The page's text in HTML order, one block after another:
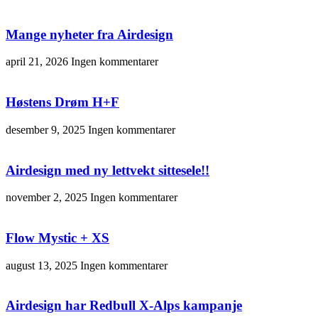
Mange nyheter fra Airdesign
april 21, 2026 Ingen kommentarer
Høstens Drøm H+F
desember 9, 2025 Ingen kommentarer
Airdesign med ny lettvekt sittesele!!
november 2, 2025 Ingen kommentarer
Flow Mystic + XS
august 13, 2025 Ingen kommentarer
Airdesign har Redbull X-Alps kampanje